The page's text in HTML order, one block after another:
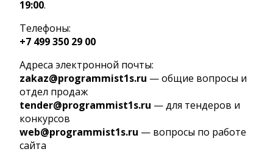
19:00.
Телефоны:
+7 499 350 29 00
Адреса электронной почты:
zakaz@programmist1s.ru — общие вопросы и
отдел продаж
tender@programmist1s.ru — для тендеров и
конкурсов
web@programmist1s.ru — вопросы по работе
сайта